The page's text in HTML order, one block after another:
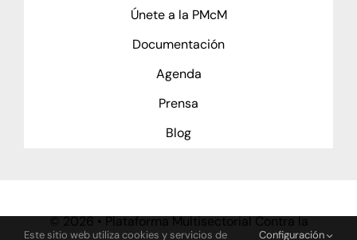
Únete a la PMcM
Documentación
Agenda
Prensa
Blog
©2026 • Plataforma Multisectorial Contra la
Este sitio web utiliza cookies y servicios de Configuración